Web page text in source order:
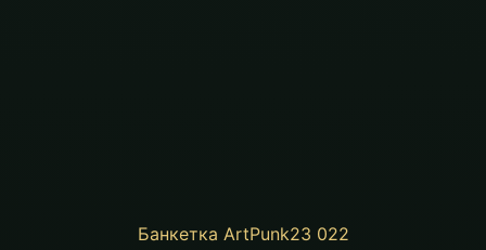
Банкетка ArtPunk23 022